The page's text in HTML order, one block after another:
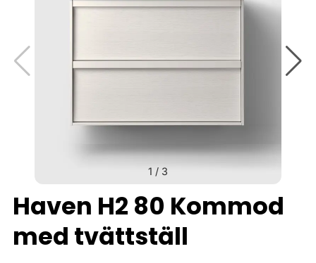
1 / 3
Haven H2 80 Kommod
med tvättställ